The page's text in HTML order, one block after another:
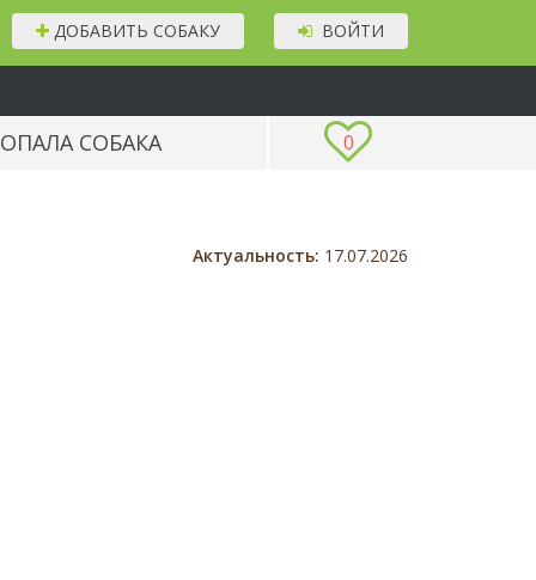
ВОЙТИ
ДОБАВИТЬ СОБАКУ
0
СОБАКА
Актуальность: 17.07.2026